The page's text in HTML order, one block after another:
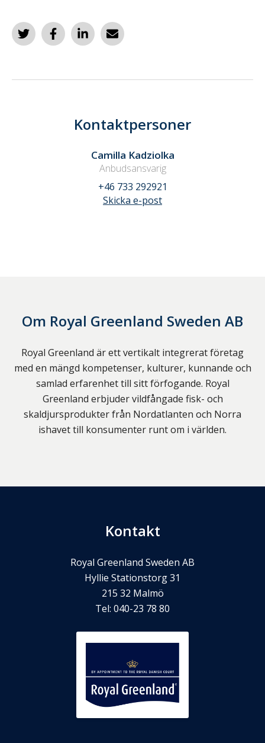
Kontaktpersoner
Camilla Kadziolka
Anbudsansvarig
+46 733 292921
Skicka e-post
Om Royal Greenland Sweden AB
Royal Greenland är ett vertikalt integrerat företag
med en mängd kompetenser, kulturer, kunnande och
samlad erfarenhet till sitt förfogande. Royal
Greenland erbjuder vildfångade fisk- och
skaldjursprodukter från Nordatlanten och Norra
ishavet till konsumenter runt om i världen.
Kontakt
Royal Greenland Sweden AB
Hyllie Stationstorg 31
215 32 Malmö
Tel: 040-23 78 80